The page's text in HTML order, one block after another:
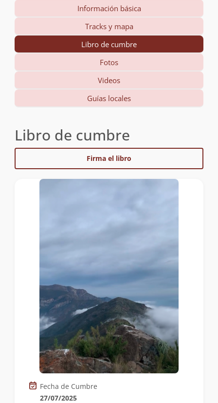
Información básica
Tracks y mapa
Libro de cumbre
Fotos
Videos
Guías locales
Libro de cumbre
Firma el libro
Fecha de Cumbre
27/07/2025